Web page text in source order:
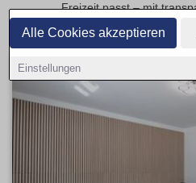
Alle Cookies akzeptieren
Einstellungen
Freizeit passt – mit